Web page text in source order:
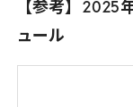
【参考】 2025
ュール